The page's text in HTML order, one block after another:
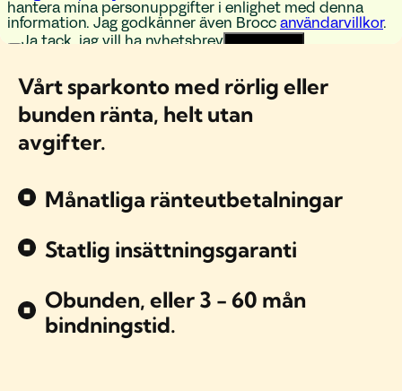
Vårt sparkonto med rörlig eller
bunden ränta, helt utan
avgifter.
Månatliga ränteutbetalningar
Statlig insättningsgaranti
Obunden, eller 3 - 60 mån
bindningstid.